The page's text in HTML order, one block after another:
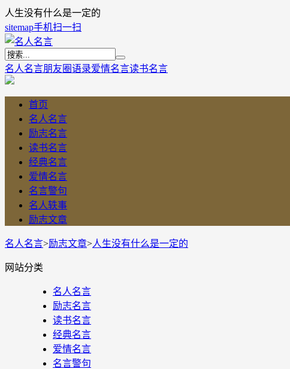
人生没有什么是一定的
sitemap手机扫一扫
名人名言朋友圈语录爱情名言读书名言
首页
名人名言
励志名言
读书名言
经典名言
爱情名言
名言警句
名人轶事
励志文章
名人名言>励志文章>人生没有什么是一定的
网站分类
名人名言
励志名言
读书名言
经典名言
爱情名言
名言警句